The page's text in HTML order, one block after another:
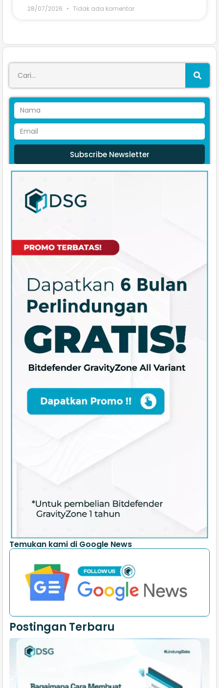
28/07/2026 Tidak ada komentar
Subscribe Newsletter
Temukan kami di Google News
Postingan Terbaru